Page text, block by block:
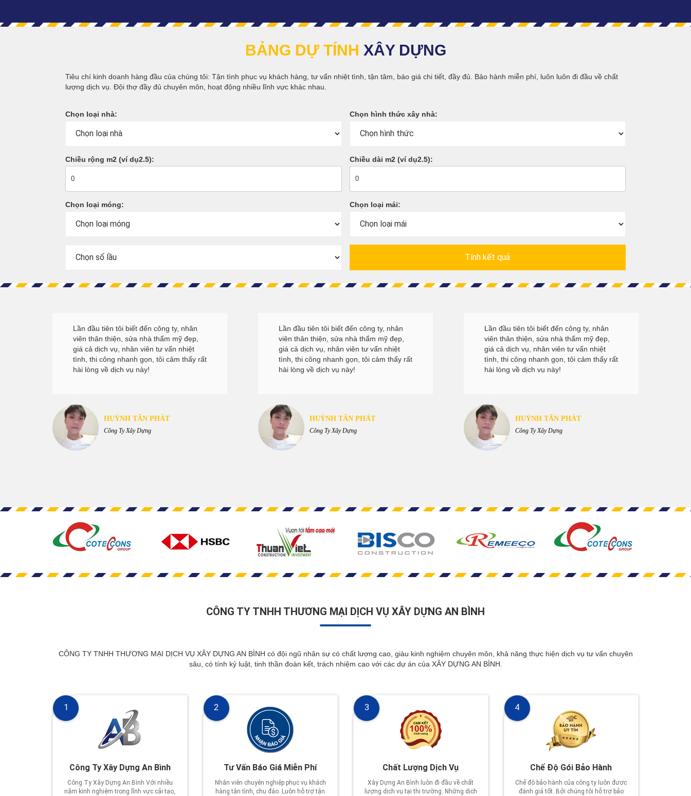
BẢNG DỰ TÍNH XÂY DỰNG
Tiêu chí kinh doanh hàng đầu của chúng tôi: Tận tình phục vụ khách hàng, tư vấn nhiệt tình, tận tâm, báo giá chi tiết, đầy đủ. Bảo hành miễn phí, luôn luôn đi đầu về chất
lượng dịch vụ. Đội thợ đầy đủ chuyên môn, hoạt động nhiều lĩnh vực khác nhau.
Chọn loại nhà: Chọn hình thức xây nhà:
Chiều rộng m2 (ví dụ2.5): Chiều dài m2 (ví dụ2.5):
Chọn loại móng: Chọn loại mái:
Tính kết quả
Lần đầu tiên tôi biết đến công ty, nhân
viên thân thiện, sửa nhà thẩm mỹ đẹp,
giá cả dịch vụ, nhân viên tư vấn nhiệt
tình, thi công nhanh gọn, tôi cảm thấy rất
hài lòng về dịch vụ này!
HUỲNH TẤN PHÁT
Công Ty Xây Dựng
Lần đầu tiên tôi biết đến công ty, nhân
viên thân thiện, sửa nhà thẩm mỹ đẹp,
giá cả dịch vụ, nhân viên tư vấn nhiệt
tình, thi công nhanh gọn, tôi cảm thấy rất
hài lòng về dịch vụ này!
HUỲNH TẤN PHÁT
Công Ty Xây Dựng
Lần đầu tiên tôi biết đến công ty, nhân
viên thân thiện, sửa nhà thẩm mỹ đẹp,
giá cả dịch vụ, nhân viên tư vấn nhiệt
tình, thi công nhanh gọn, tôi cảm thấy rất
hài lòng về dịch vụ này!
HUỲNH TẤN PHÁT
Công Ty Xây Dựng
CÔNG TY TNHH THƯƠNG MẠI DỊCH VỤ XÂY DỰNG AN BÌNH
CÔNG TY TNHH THƯƠNG MẠI DỊCH VỤ XÂY DỰNG AN BÌNH có đội ngũ nhân sự có chất lượng cao, giàu kinh nghiệm chuyên môn, khả năng thực hiện dịch vụ tư vấn chuyên
sâu, có tính kỷ luật, tinh thần đoàn kết, trách nhiệm cao với các dự án của XÂY DỰNG AN BÌNH.
Công Ty Xây Dựng An Bình
Công Ty Xây Dựng An Bình Với nhiều
năm kinh nghiệm trong lĩnh vực cải tạo,
1
Tư Vấn Báo Giá Miễn Phí
Nhân viên chuyên nghiệp phục vụ khách
hàng tận tình, chu đáo. Luôn hỗ trợ tận
2
Chất Lượng Dịch Vụ
Xây Dựng An Bình luôn đi đầu về chất
lượng dịch vụ tại thị trường. Những dịch
3
Chế Độ Gói Bảo Hành
Chế độ bảo hành của công ty luôn được
đánh giá tốt. Bởi chúng tôi hỗ trợ bảo
4